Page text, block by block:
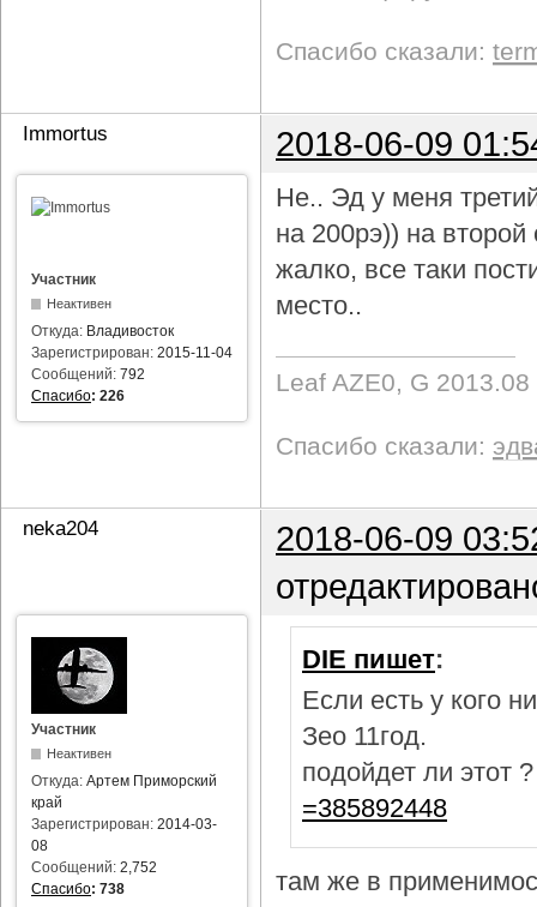
Спасибо сказали:
Immortus 2018-06-09
Участник
Неактивен
Откуда: Владивосток
Зарегистрирован: 2015-11-04
Сообщений: 792
Спасибо: 226
Не.. Эд у меня
на 200рэ)) на
жалко, все таки
место..
Leaf AZE0, G 2013.08
Спасибо сказали:
neka204
2018-06-09
Участник
Неактивен
Откуда: Артем Приморский
край
Зарегистрирован: 2014-03-
08
Сообщений: 2,752
Спасибо: 738
DIE пишет:
Если есть у кого
Зео 11год.
подойдет ли этот
=385892448
там же в